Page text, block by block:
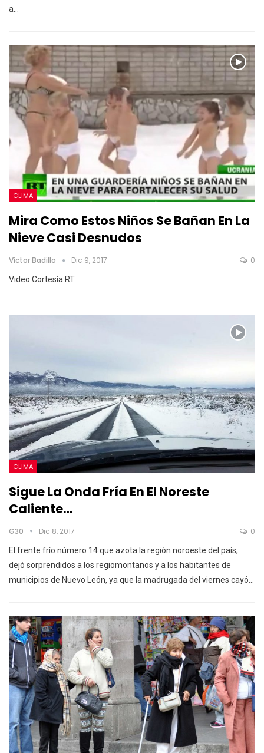
a…
CLIMA
Mira Como Estos Niños Se Bañan En La
Nieve Casi Desnudos
Victor Badillo Dic 9, 2017 0
Video Cortesía RT
CLIMA
Sigue La Onda Fría En El Noreste
Caliente…
G30 Dic 8, 2017 0
El frente frío número 14 que azota la región noroeste del país,
dejó sorprendidos a los regiomontanos y a los habitantes de
municipios de Nuevo León, ya que la madrugada del viernes cayó…